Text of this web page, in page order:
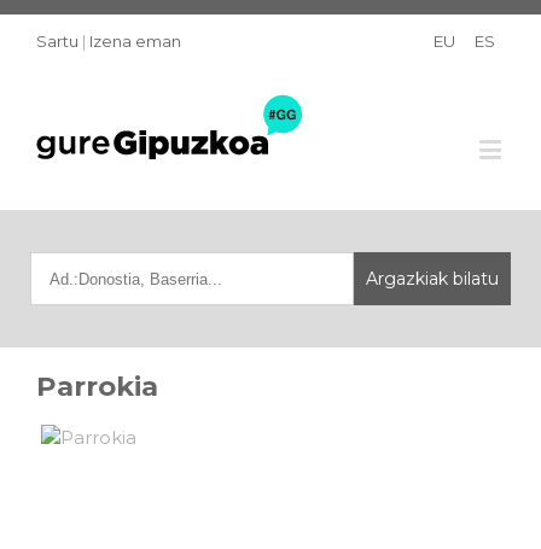
Sartu | Izena eman EU ES
Parrokia